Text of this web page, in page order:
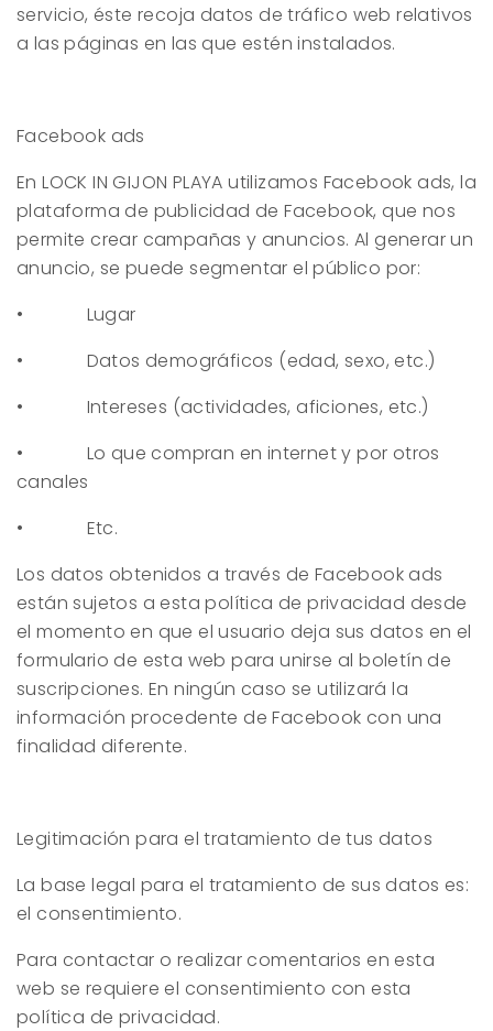
servicio, éste recoja datos de tráfico web relativos
a las páginas en las que estén instalados.
Facebook ads
EnLOCK IN GIJON PLAYA utilizamos Facebook ads, la
plataforma de publicidad de Facebook, que nos
permite crear campañas y anuncios. Al generar un
anuncio, se puede segmentar el público por:
• Lugar
• Datos demográficos (edad, sexo, etc.)
• Intereses (actividades, aficiones, etc.)
• Lo que compran en internet y por otros
canales
• Etc.
Los datos obtenidos a través de Facebook ads
están sujetos a esta política de privacidad desde
el momento en que el usuario deja sus datos en el
formulario de esta web para unirse al boletín de
suscripciones. En ningún caso se utilizará la
información procedente de Facebook con una
finalidad diferente.
Legitimación para el tratamiento de tus datos
La base legal para el tratamiento de sus datos es:
el consentimiento.
Para contactar o realizar comentarios en esta
web se requiere el consentimiento con esta
política de privacidad.